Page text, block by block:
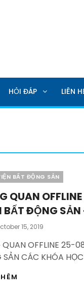
HỎI ĐÁP LIÊN
BẤT ĐỘNG SẢN
QUAN
BẤT ĐỘNG
15, 2019
QUAN OFFLINE 25-
CÁC KHÓA